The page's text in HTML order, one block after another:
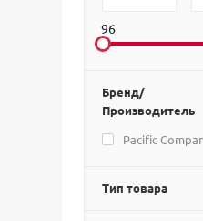
96
Бренд/
Производитель
Pacific
Тип товара